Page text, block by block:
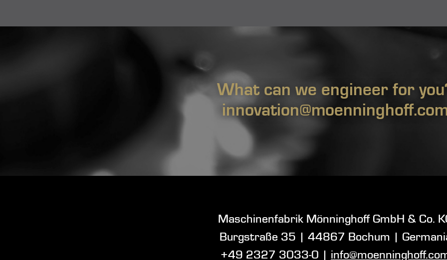
What can we engineer for
Maschinenfabrik Mönninghoff GmbH & Co.
Burgstraße 35
44867 Bochum
|
+49 2327 3033-0